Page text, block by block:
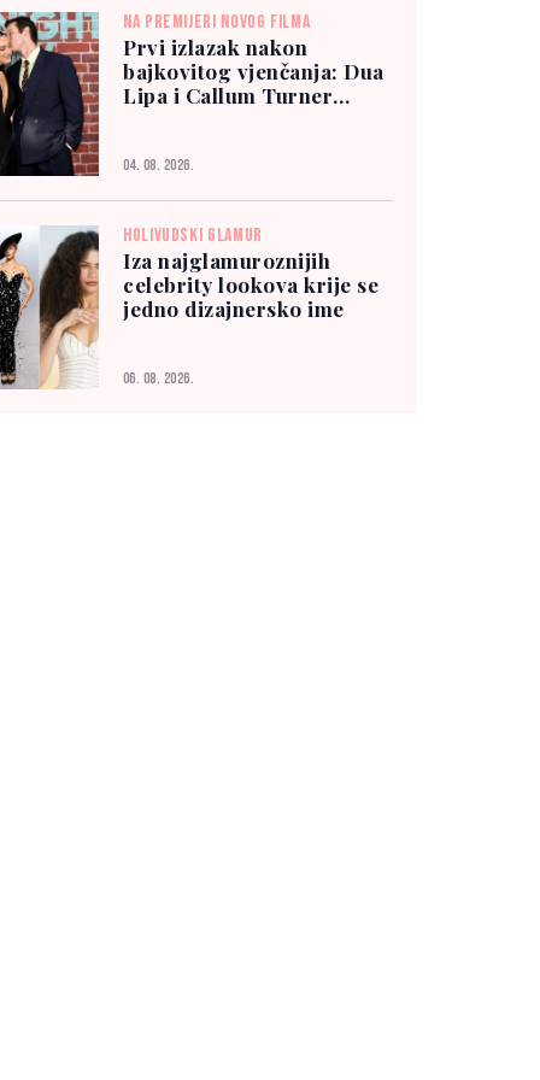
NA PREMIJERI NOVOG FILMA
Prvi izlazak nakon
bajkovitog vjenčanja: Dua
Lipa i Callum Turner
04. 08. 2026.
HOLIVUDSKI GLAMUR
Iza najglamuroznijih
celebrity lookova krije se
jedno dizajnersko ime
06. 08. 2026.